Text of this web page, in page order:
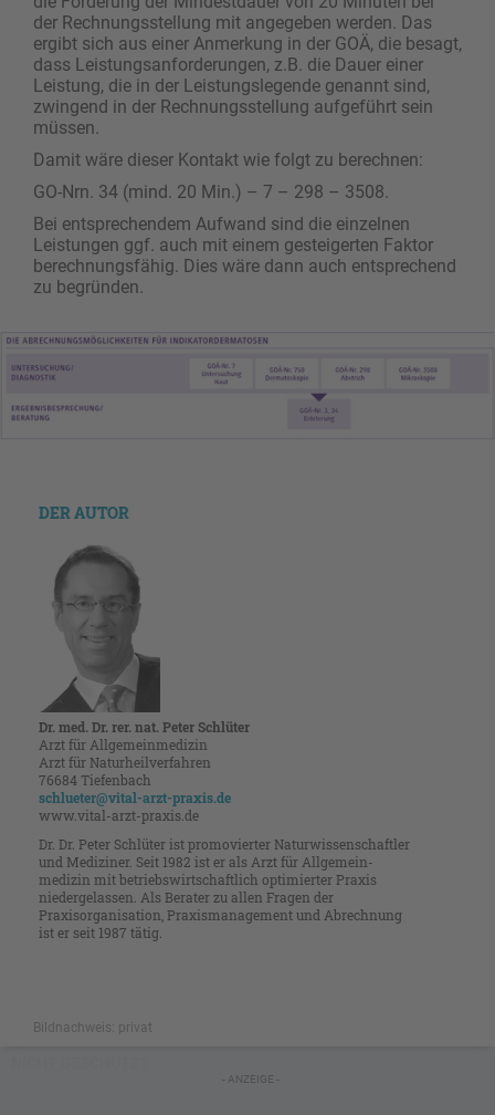
der Rechnungsstellung mit angegeben werden. Das
ergibt sich aus einer Anmerkung in der GOÄ, die besagt,
dass Leistungsanforderungen, z.B. die Dauer einer
Leistung, die in der Leistungslegende genannt sind,
zwingend in der Rechnungsstellung aufgeführt sein
müssen.
Damit wäre dieser Kontakt wie folgt zu berechnen:
GO-Nrn. 34 (mind. 20 Min.) – 7 – 298 – 3508.
Bei entsprechendem Aufwand sind die einzelnen
Leistungen ggf. auch mit einem gesteigerten Faktor
berechnungsfähig. Dies wäre dann auch entsprechend
zu begründen.
DER AUTOR
Dr. med. Dr. rer. nat. Peter Schlüter
Arzt für Allgemeinmedizin
Arzt für Naturheilverfahren
76684 Tiefenbach
schlueter@vital-arzt-praxis.de
www.vital-arzt-praxis.de
Dr. Dr. Peter Schlüter ist promo­vierter Naturwissenschaftler
und ­Mediziner. Seit 1982 ist er als Arzt für Allgemein­
medizin mit betriebs­­wirtschaftlich ­opti­mierter Praxis
nieder­gelassen. Als Berater zu allen ­Fragen der
Praxisorganisation, Praxis­manage­­ment und ­Abrechnung
ist er seit 1987 tätig.
Bildnachweis: privat
- ANZEIGE -